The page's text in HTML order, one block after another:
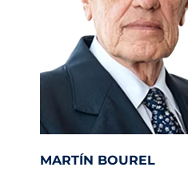
MARTÍN BOUREL